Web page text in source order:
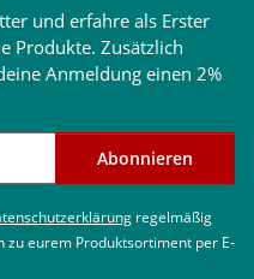
und erfahre als Erster
Produkte. Zusätzlich
Anmeldung einen 2%
Abonnieren
regelmäßig
eurem Produktsortiment per E-